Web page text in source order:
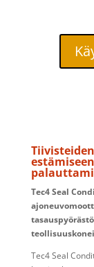
Tec4 Seal
Tec4 Seal